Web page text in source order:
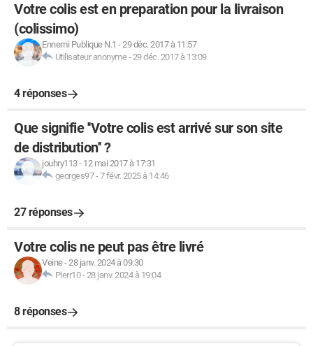
Votre colis est en preparation pour la livraison
(colissimo)
Ennemi Publique N.1 -29 déc. 2017 à 11:57
Utilisateur anonyme-29 déc. 2017 à 13:09
4 réponses
Que signifie ''Votre colis est arrivé sur son site
de distribution'' ?
jouhry113- 12 mai 2017 à 17:31
georges97-7 févr. 2025 à 14:46
27 réponses
Votre colis ne peut pas être livré
Veine-28 janv. 2024 à 09:30
Pierr10-28 janv. 2024 à 19:04
8 réponses